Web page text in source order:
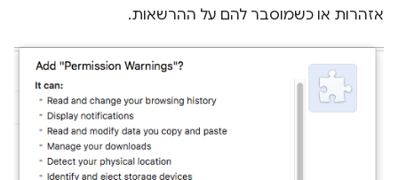
אזהרות או כשמוסבר להם על ההרשאות.